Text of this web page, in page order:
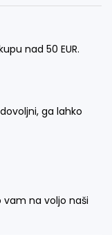
nad 50 EUR.
ga lahko
na voljo naši